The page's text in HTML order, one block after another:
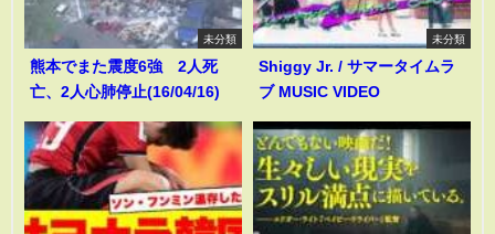
未分類
熊本でまた震度6強 2人死
亡、2人心肺停止(16/04/16)
未分類
Shiggy Jr. / サマータイムラ
ブ MUSIC VIDEO